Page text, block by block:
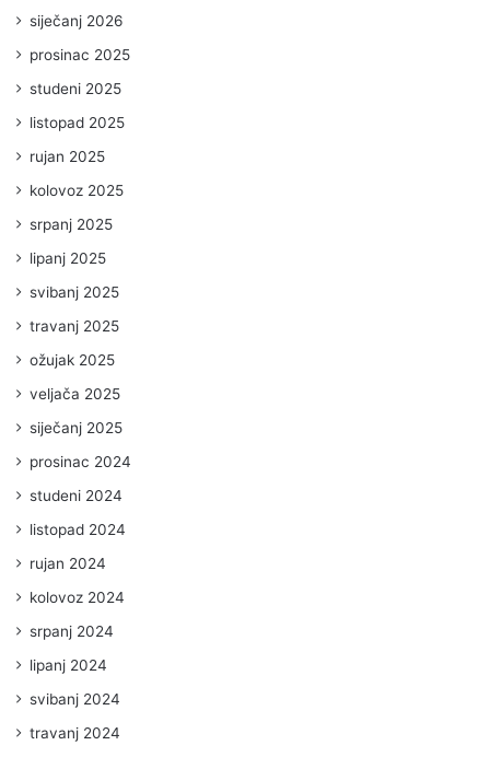
siječanj 2026
prosinac 2025
studeni 2025
listopad 2025
rujan 2025
kolovoz 2025
srpanj 2025
lipanj 2025
svibanj 2025
travanj 2025
ožujak 2025
veljača 2025
siječanj 2025
prosinac 2024
studeni 2024
listopad 2024
rujan 2024
kolovoz 2024
srpanj 2024
lipanj 2024
svibanj 2024
travanj 2024